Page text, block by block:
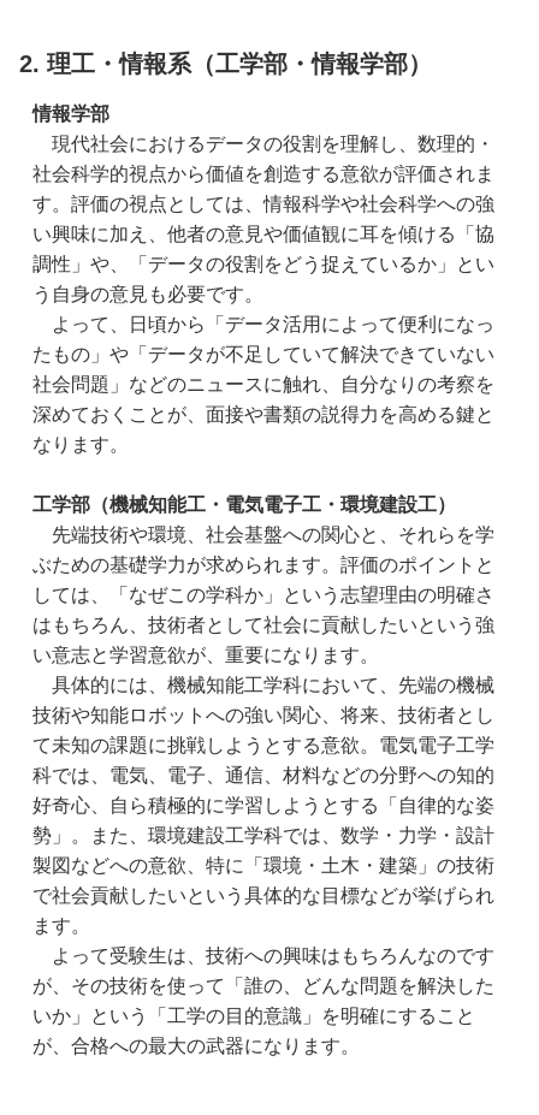
2. 理工・情報系（工学部・情報学部）
情報学部
現代社会におけるデータの役割を理解し、数理的・
社会科学的視点から価値を創造する意欲が評価されま
す。評価の視点としては、情報科学や社会科学への強
い興味に加え、他者の意見や価値観に耳を傾ける「協
調性」や、「データの役割をどう捉えているか」とい
う自身の意見も必要です。
よって、日頃から「データ活用によって便利になっ
たもの」や「データが不足していて解決できていない
社会問題」などのニュースに触れ、自分なりの考察を
深めておくことが、面接や書類の説得力を高める鍵と
なります。
工学部（機械知能工・電気電子工・環境建設工）
先端技術や環境、社会基盤への関心と、それらを学
ぶための基礎学力が求められます。評価のポイントと
しては、「なぜこの学科か」という志望理由の明確さ
はもちろん、技術者として社会に貢献したいという強
い意志と学習意欲が、重要になります。
具体的には、機械知能工学科において、先端の機械
技術や知能ロボットへの強い関心、将来、技術者とし
て未知の課題に挑戦しようとする意欲。電気電子工学
科では、電気、電子、通信、材料などの分野への知的
好奇心、自ら積極的に学習しようとする「自律的な姿
勢」。また、環境建設工学科では、数学・力学・設計
製図などへの意欲、特に「環境・土木・建築」の技術
で社会貢献したいという具体的な目標などが挙げられ
ます。
よって受験生は、技術への興味はもちろんなのです
が、その技術を使って「誰の、どんな問題を解決した
いか」という「工学の目的意識」を明確にすること
が、合格への最大の武器になります。